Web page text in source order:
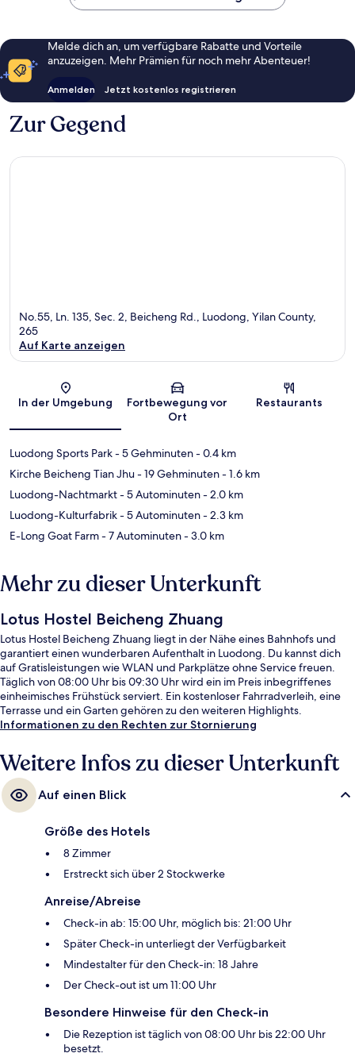
Melde dich an, um verfügbare Rabatte und Vorteile
anzuzeigen. Mehr Prämien für noch mehr Abenteuer!
Anmelden Jetzt kostenlos registrieren
Zur Gegend
No.55, Ln. 135, Sec. 2, Beicheng Rd., Luodong, Yilan County,
265
Auf Karte anzeigen
In der Umgebung
Fortbewegung vor
Ort
Restaurants
Luodong Sports Park- 5 Gehminuten- 0.4 km
Kirche Beicheng Tian Jhu- 19 Gehminuten- 1.6 km
Luodong-Nachtmarkt- 5 Autominuten- 2.0 km
Luodong-Kulturfabrik- 5 Autominuten- 2.3 km
E-Long Goat Farm- 7 Autominuten- 3.0 km
Mehr zu dieser Unterkunft
Lotus Hostel Beicheng Zhuang
Lotus Hostel Beicheng Zhuang liegt in der Nähe eines Bahnhofs und
garantiert einen wunderbaren Aufenthalt in Luodong. Du kannst dich
auf Gratisleistungen wie WLAN und Parkplätze ohne Service freuen.
Täglich von 08:00 Uhr bis 09:30 Uhr wird ein im Preis inbegriffenes
einheimisches Frühstück serviert. Ein kostenloser Fahrradverleih, eine
Terrasse und ein Garten gehören zu den weiteren Highlights.
Informationen zu den Rechten zur Stornierung
Weitere Infos zu dieser Unterkunft
Auf einen Blick
Größe des Hotels
8 Zimmer
Erstreckt sich über 2 Stockwerke
Anreise/Abreise
Check-in ab: 15:00 Uhr, möglich bis: 21:00 Uhr
Später Check-in unterliegt der Verfügbarkeit
Mindestalter für den Check-in: 18 Jahre
Der Check-out ist um 11:00 Uhr
Besondere Hinweise für den Check-in
Die Rezeption ist täglich von 08:00 Uhr bis 22:00 Uhr
besetzt.